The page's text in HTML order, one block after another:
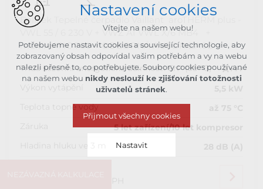
Balíček Tepelné čerpadlo Vaillant aroTHERM plus -
VWL 55 / 6 230 V + VWZ AI VWL X/6 MB4 +
multiMATIC 700 + ODBORNÁ AUTORIZACE
Třída sezónní energetické účinnosti ErP (35 °C)
A+++
Teplota topné vody
5 let zařízení/10 let kompresor
Nastavení cookies
Vítejte na našem webu!
Potřebujeme nastavit cookies a související technologie, aby
zobrazovaný obsah odpovídal vašim potřebám a vy na webu
nalezli přesně to, co potřebujete. Soubory cookies používané
na našem webu nikdy neslouží ke zjišťování totožnosti
uživatelů stránek.
Přijmout všechny cookies
Nastavit